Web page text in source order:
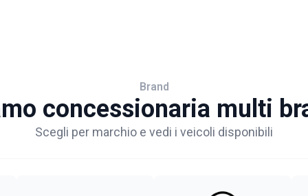
Brand
concessionaria multi
Scegli per marchio e vedi i veicoli disponibili